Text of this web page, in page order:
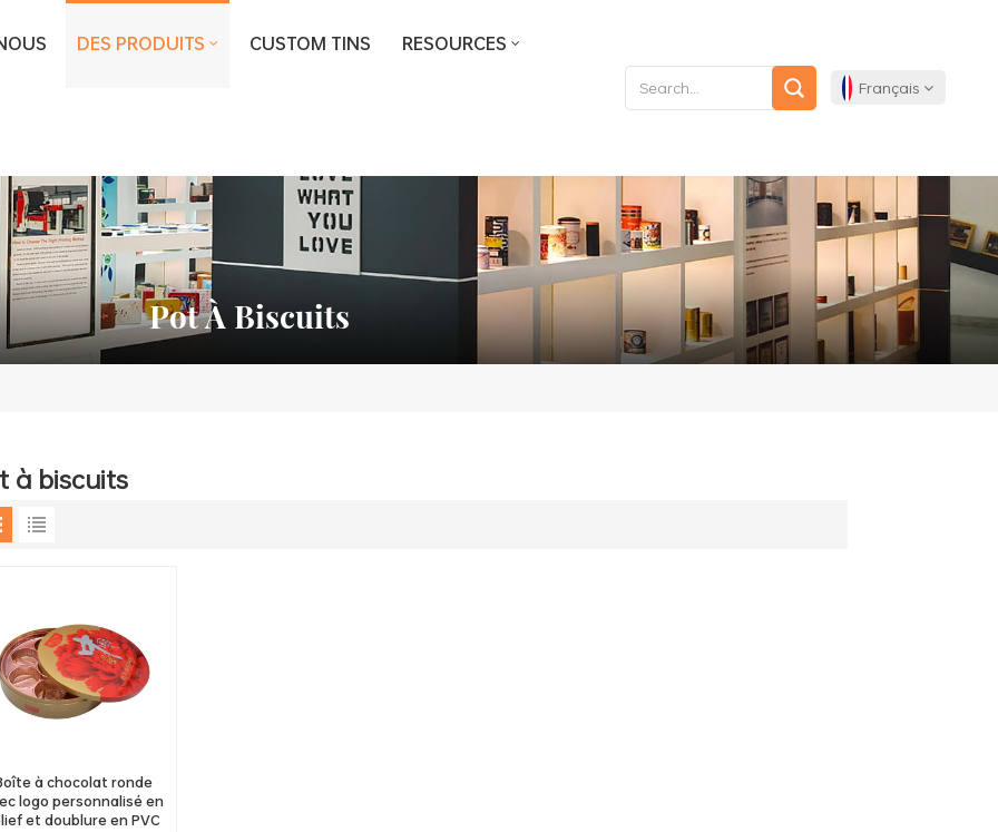
DES PRODUITS CUSTOM TINS RESOURCES
Français
Français
Deutsch
Español
Pot À Biscuits
à biscuits
à chocolat ronde
logo personnalisé en
et doublure en PVC